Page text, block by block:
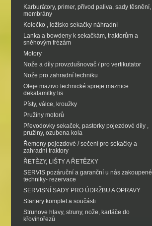
Karburátory, primer, přívod paliva, sady těsnění,
membrány
Kolečko , ložisko sekačky náhradní
Lanka a bowdeny k sekačkám, traktorům a
sněhovým frézám
Motory
Nože a díly provzdušnovač / pro vertikutator
Nože pro zahradní techniku
Oleje mazivo technické spreje maznice
dekalamitky lis
Písty, válce, kroužky
Pružiny motorů
Převodovky sekaček, pastorky pojezdové díly ,
pružiny, ozubena kola
Řemeny pojezdové / sečení pro sekačky a
zahradní traktory
ŘETĚZY, LIŠTY A ŘETĚZKY
SERVIS pozáruční a garanční u nás zakoupené
techniky- rezervace
SERVISNÍ SADY PRO ÚDRŽBU A OPRAVY
Startery komplet a součásti
Strunove hlavy, struny, nože, kartáče do
křovinořezů